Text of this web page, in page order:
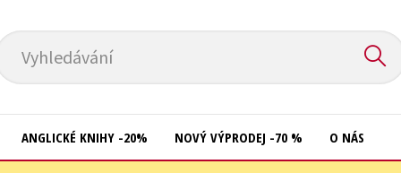
Vyhledávání
ANGLICKÉ KNIHY -20% NOVÝ VÝPRODEJ -70 % O NÁS